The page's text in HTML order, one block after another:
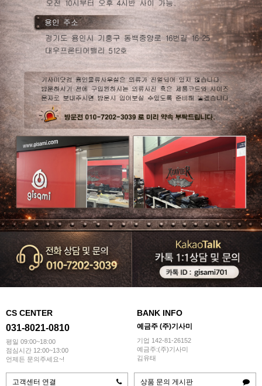
CS CENTER
031-8021-0810
평일 09:00~18:00
점심시간 12:00~13:00
언제든 문의주세요~!
BANK INFO
예금주 (주)기사미
기업 142-81-26152
예금주:(주)기사미
김유태
고객센터 연결 상품 문의 게시판